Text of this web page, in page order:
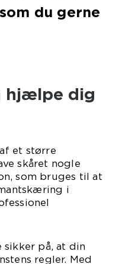
du gerne
hjælpe dig
et større
skåret nogle
som bruges til at
i
på, at din
regler. Med